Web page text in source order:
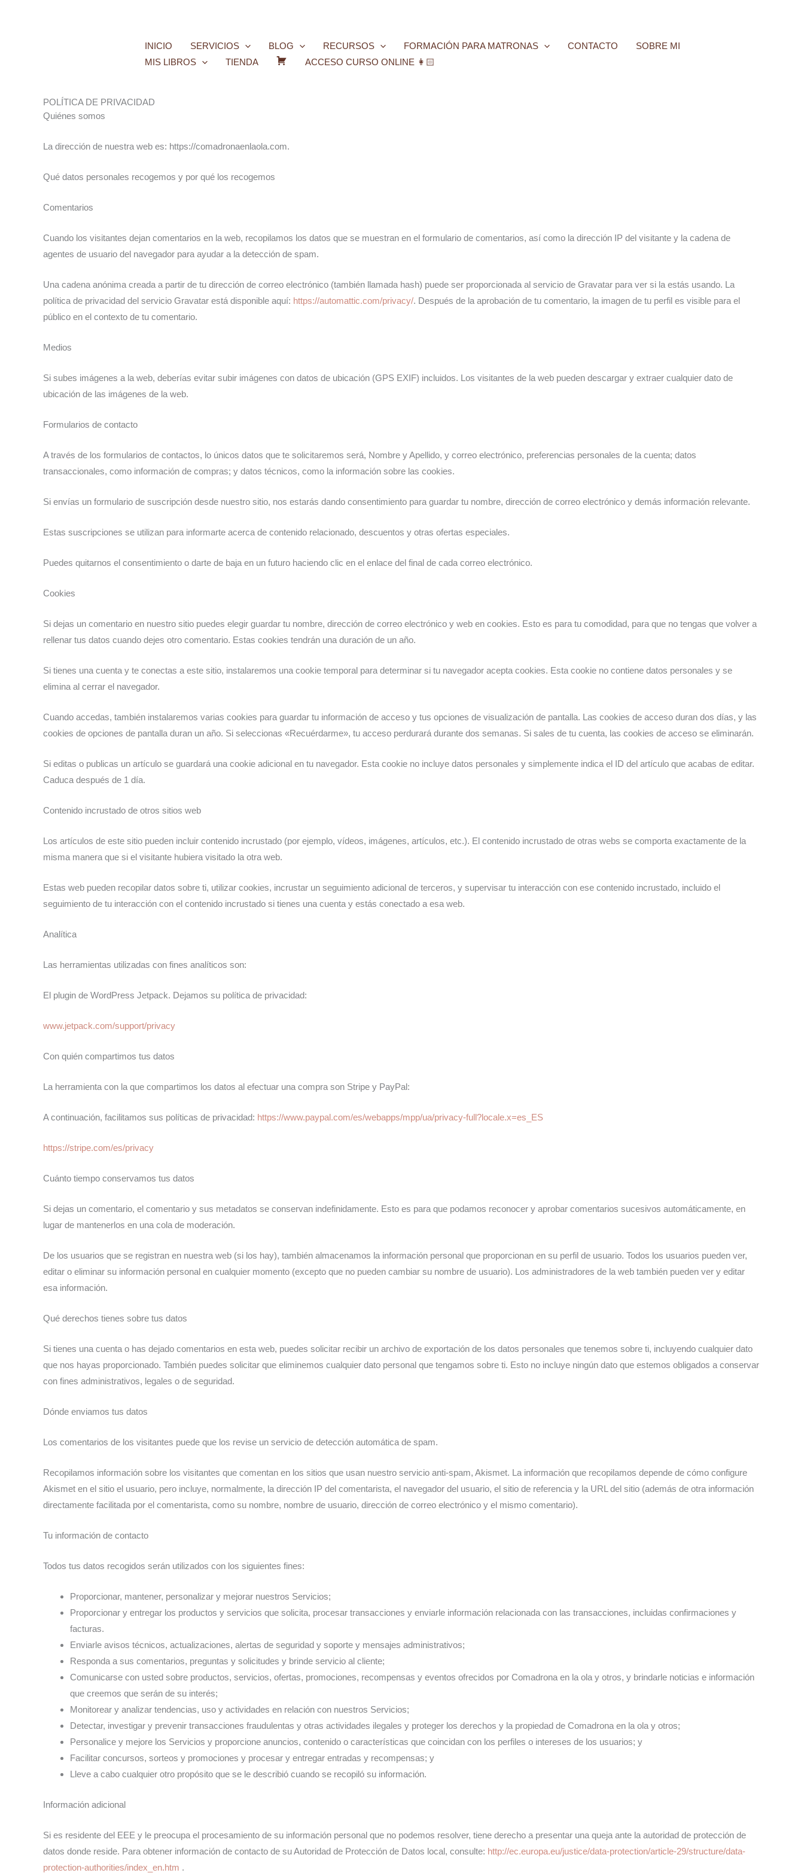
INICIO SERVICIOS BLOG RECURSOS FORMACIÓN PARA MATRONAS CONTACTO
SOBRE MI
MIS LIBROS
TIENDA
t
ACCESO CURSO ONLINE 👩🏻
POLÍTICA DE PRIVACIDAD
Quiénes somos
La dirección de nuestra web es: https://comadronaenlaola.com.
Qué datos personales recogemos y por qué los recogemos
Comentarios
Cuando los visitantes dejan comentarios en la web, recopilamos los datos que se muestran en el formulario de comentarios, así como la dirección IP del visitante y la cadena de
agentes de usuario del navegador para ayudar a la detección de spam.
Una cadena anónima creada a partir de tu dirección de correo electrónico (también llamada hash) puede ser proporcionada al servicio de Gravatar para ver si la estás usando. La
política de privacidad del servicio Gravatar está disponible aquí: https://automattic.com/privacy/. Después de la aprobación de tu comentario, la imagen de tu perfil es visible para el
público en el contexto de tu comentario.
Medios
Si subes imágenes a la web, deberías evitar subir imágenes con datos de ubicación (GPS EXIF) incluidos. Los visitantes de la web pueden descargar y extraer cualquier dato de
ubicación de las imágenes de la web.
Formularios de contacto
A través de los formularios de contactos, lo únicos datos que te solicitaremos será, Nombre y Apellido, y correo electrónico, preferencias personales de la cuenta; datos
transaccionales, como información de compras; y datos técnicos, como la información sobre las cookies.
Si envías un formulario de suscripción desde nuestro sitio, nos estarás dando consentimiento para guardar tu nombre, dirección de correo electrónico y demás información relevante.
Estas suscripciones se utilizan para informarte acerca de contenido relacionado, descuentos y otras ofertas especiales.
Puedes quitarnos el consentimiento o darte de baja en un futuro haciendo clic en el enlace del final de cada correo electrónico.
Cookies
Si dejas un comentario en nuestro sitio puedes elegir guardar tu nombre, dirección de correo electrónico y web en cookies. Esto es para tu comodidad, para que no tengas que volver a
rellenar tus datos cuando dejes otro comentario. Estas cookies tendrán una duración de un año.
Si tienes una cuenta y te conectas a este sitio, instalaremos una cookie temporal para determinar si tu navegador acepta cookies. Esta cookie no contiene datos personales y se
elimina al cerrar el navegador.
Cuando accedas, también instalaremos varias cookies para guardar tu información de acceso y tus opciones de visualización de pantalla. Las cookies de acceso duran dos días, y las
cookies de opciones de pantalla duran un año. Si seleccionas «Recuérdarme», tu acceso perdurará durante dos semanas. Si sales de tu cuenta, las cookies de acceso se eliminarán.
Si editas o publicas un artículo se guardará una cookie adicional en tu navegador. Esta cookie no incluye datos personales y simplemente indica el ID del artículo que acabas de editar.
Caduca después de 1 día.
Contenido incrustado de otros sitios web
Los artículos de este sitio pueden incluir contenido incrustado (por ejemplo, vídeos, imágenes, artículos, etc.). El contenido incrustado de otras webs se comporta exactamente de la
misma manera que si el visitante hubiera visitado la otra web.
Estas web pueden recopilar datos sobre ti, utilizar cookies, incrustar un seguimiento adicional de terceros, y supervisar tu interacción con ese contenido incrustado, incluido el
seguimiento de tu interacción con el contenido incrustado si tienes una cuenta y estás conectado a esa web.
Analítica
Las herramientas utilizadas con fines analíticos son:
El plugin de WordPress Jetpack. Dejamos su política de privacidad:
www.jetpack.com/support/privacy
Con quién compartimos tus datos
La herramienta con la que compartimos los datos al efectuar una compra son Stripe y PayPal:
A continuación, facilitamos sus políticas de privacidad: https://www.paypal.com/es/webapps/mpp/ua/privacy-full?locale.x=es_ES
https://stripe.com/es/privacy
Cuánto tiempo conservamos tus datos
Si dejas un comentario, el comentario y sus metadatos se conservan indefinidamente. Esto es para que podamos reconocer y aprobar comentarios sucesivos automáticamente, en
lugar de mantenerlos en una cola de moderación.
De los usuarios que se registran en nuestra web (si los hay), también almacenamos la información personal que proporcionan en su perfil de usuario. Todos los usuarios pueden ver,
editar o eliminar su información personal en cualquier momento (excepto que no pueden cambiar su nombre de usuario). Los administradores de la web también pueden ver y editar
esa información.
Qué derechos tienes sobre tus datos
Si tienes una cuenta o has dejado comentarios en esta web, puedes solicitar recibir un archivo de exportación de los datos personales que tenemos sobre ti, incluyendo cualquier dato
que nos hayas proporcionado. También puedes solicitar que eliminemos cualquier dato personal que tengamos sobre ti. Esto no incluye ningún dato que estemos obligados a conservar
con fines administrativos, legales o de seguridad.
Dónde enviamos tus datos
Los comentarios de los visitantes puede que los revise un servicio de detección automática de spam.
Recopilamos información sobre los visitantes que comentan en los sitios que usan nuestro servicio anti-spam, Akismet. La información que recopilamos depende de cómo configure
Akismet en el sitio el usuario, pero incluye, normalmente, la dirección IP del comentarista, el navegador del usuario, el sitio de referencia y la URL del sitio (además de otra información
directamente facilitada por el comentarista, como su nombre, nombre de usuario, dirección de correo electrónico y el mismo comentario).
Tu información de contacto
Todos tus datos recogidos serán utilizados con los siguientes fines:
Proporcionar, mantener, personalizar y mejorar nuestros Servicios;
Proporcionar y entregar los productos y servicios que solicita, procesar transacciones y enviarle información relacionada con las transacciones, incluidas confirmaciones y
facturas.
Enviarle avisos técnicos, actualizaciones, alertas de seguridad y soporte y mensajes administrativos;
Responda a sus comentarios, preguntas y solicitudes y brinde servicio al cliente;
Comunicarse con usted sobre productos, servicios, ofertas, promociones, recompensas y eventos ofrecidos por Comadrona en la ola y otros, y brindarle noticias e información
que creemos que serán de su interés;
Monitorear y analizar tendencias, uso y actividades en relación con nuestros Servicios;
Detectar, investigar y prevenir transacciones fraudulentas y otras actividades ilegales y proteger los derechos y la propiedad de Comadrona en la ola y otros;
Personalice y mejore los Servicios y proporcione anuncios, contenido o características que coincidan con los perfiles o intereses de los usuarios; y
Facilitar concursos, sorteos y promociones y procesar y entregar entradas y recompensas; y
Lleve a cabo cualquier otro propósito que se le describió cuando se recopiló su información.
Información adicional
Si es residente del EEE y le preocupa el procesamiento de su información personal que no podemos resolver, tiene derecho a presentar una queja ante la autoridad de protección de
datos donde reside. Para obtener información de contacto de su Autoridad de Protección de Datos local, consulte: http://ec.europa.eu/justice/data-protection/article-29/structure/data-
protection-authorities/index_en.htm .